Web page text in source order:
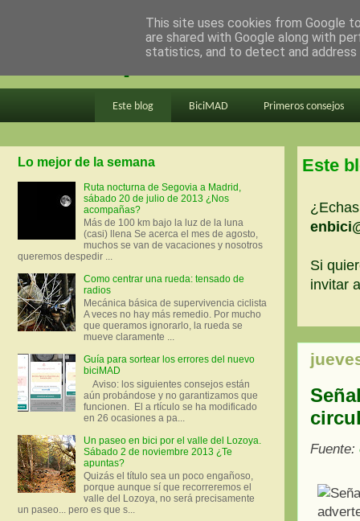
en bici por madrid
Este blog BiciMAD Primeros consejos
Este
Si
invitar
Fuente:
Lo mejor de la semana
Ruta nocturna de Segovia a Madrid,
sábado 20 de julio de 2013 ¿Nos
acompañas?
Más de 100 km bajo la luz de la luna
(casi) llena Se acerca el mes de agosto,
muchos se van de vacaciones y nosotros
queremos despedir ...
Como centrar una rueda: tensado de
radios
Mecánica básica de supervivencia ciclista
A veces no hay más remedio. Por mucho
que queramos ignorarlo, la rueda se
mueve claramente ...
Guía para sortear los errores del nuevo
biciMAD
Aviso: los siguientes consejos están
aún probándose y no garantizamos que
funcionen. El a rtículo se ha modificado
en 26 ocasiones a pa...
Un paseo en bici por el valle del Lozoya.
Sábado 2 de noviembre 2013 ¿Te
apuntas?
Quizás el título sea un poco engañoso,
porque aunque sí que recorreremos el
valle del Lozoya, no será precisamente
un paseo... pero es que s...
This site uses cookies from Google
are shared with Google along with
statistics, and to detect and address